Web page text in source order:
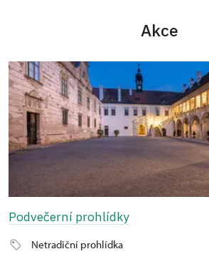
Akce
Podvečerní prohlídky
Netradiční prohlídka